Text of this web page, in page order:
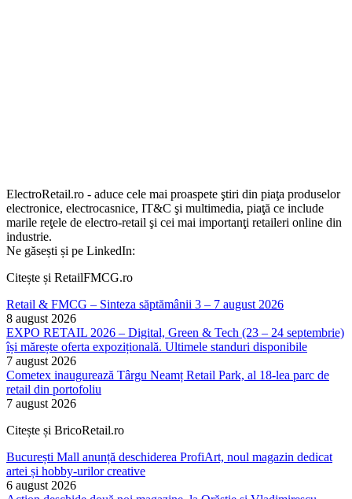
ElectroRetail.ro - aduce cele mai proaspete ştiri din piaţa produselor
electronice, electrocasnice, IT&C şi multimedia, piaţă ce include
marile reţele de electro-retail şi cei mai importanţi retaileri online din
industrie.
Ne găsești și pe LinkedIn:
Citește și RetailFMCG.ro
Retail & FMCG – Sinteza săptămânii 3 – 7 august 2026
8 august 2026
EXPO RETAIL 2026 – Digital, Green & Tech (23 – 24 septembrie)
își mărește oferta expozițională. Ultimele standuri disponibile
7 august 2026
Cometex inaugurează Târgu Neamț Retail Park, al 18-lea parc de
retail din portofoliu
7 august 2026
Citește și BricoRetail.ro
București Mall anunță deschiderea ProfiArt, noul magazin dedicat
artei și hobby-urilor creative
6 august 2026